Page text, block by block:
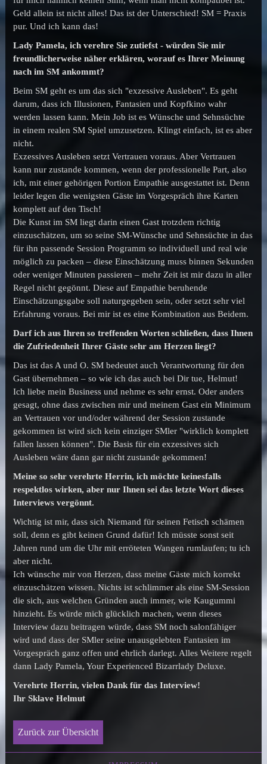
Geld allein ist nicht alles! Das ist der Unterschied! SM = Praxis
pur. Und ich kann das!
Lady Pamela, ich verehre Sie zutiefst - würden Sie mir
freundlicherweise näher erklären, worauf es Ihrer Meinung
nach im SM ankommt?
Beim SM geht es um das sich "exzessive Ausleben". Es geht
darum, dass ich Illusionen, Fantasien und Kopfkino wahr
werden lassen kann. Mein Job ist es Wünsche und Sehnsüchte
in einem realen SM Spiel umzusetzen. Klingt einfach, ist es aber
nicht.
Exzessives Ausleben setzt Vertrauen voraus. Aber Vertrauen
kann nur zustande kommen, wenn der professionelle Part, also
ich, mit einer gehörigen Portion Empathie ausgestattet ist. Denn
leider legen die wenigsten Gäste im Vorgespräch ihre Karten
komplett auf den Tisch!
Die Kunst im SM liegt darin einen Gast trotzdem richtig
einzuschätzen, um so seine SM-Wünsche und Sehnsüchte in das
für ihn passende Session Programm so individuell und real wie
möglich zu packen – diese Einschätzung muss binnen Sekunden
oder weniger Minuten passieren – mehr Zeit ist mir dazu in aller
Regel nicht gegönnt. Diese auf Empathie beruhende
Einschätzungsgabe soll naturgegeben sein, oder setzt sehr viel
Erfahrung voraus. Bei mir ist es eine Kombination aus Beidem.
Darf ich aus Ihren so treffenden Worten schließen, dass Ihnen
die Zufriedenheit Ihrer Gäste sehr am Herzen liegt?
Das ist das A und O. SM bedeutet auch Verantwortung für den
Gast übernehmen – so wie ich das auch bei Dir tue, Helmut!
Ich liebe mein Business und nehme es sehr ernst. Oder anders
gesagt, ohne dass zwischen mir und meinem Gast ein Minimum
an Vertrauen vor und/oder während der Session zustande
gekommen ist wird sich kein einziger SMler "wirklich komplett
fallen lassen können". Die Basis für ein exzessives sich
Ausleben wäre dann gar nicht zustande gekommen!
Meine so sehr verehrte Herrin, ich möchte keinesfalls
respektlos wirken, aber nur Ihnen sei das letzte Wort dieses
Interviews vergönnt.
Wichtig ist mir, dass sich Niemand für seinen Fetisch schämen
soll, denn es gibt keinen Grund dafür! Ich müsste sonst seit
Jahren rund um die Uhr mit erröteten Wangen rumlaufen; tu ich
aber nicht.
Ich wünsche mir von Herzen, dass meine Gäste mich korrekt
einzuschätzen wissen. Nichts ist schlimmer als eine SM-Session
die sich, aus welchen Gründen auch immer, wie Kaugummi
hinzieht. Es würde mich glücklich machen, wenn dieses
Interview dazu beitragen würde, dass SM noch salonfähiger
wird und dass der SMler seine unausgelebten Fantasien im
Vorgespräch ganz offen und ehrlich darlegt. Alles Weitere regelt
dann Lady Pamela, Your Experienced Bizarrlady Deluxe.
Verehrte Herrin, vielen Dank für das Interview!
Ihr Sklave Helmut
Zurück zur Übersicht